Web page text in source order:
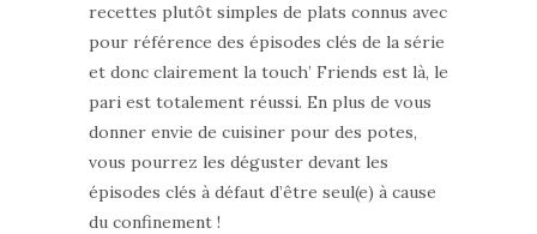
recettes plutôt simples de plats connus avec
pour référence des épisodes clés de la série
et donc clairement la touch’ Friends est là, le
pari est totalement réussi. En plus de vous
donner envie de cuisiner pour des potes,
vous pourrez les déguster devant les
épisodes clés à défaut d’être seul(e) à cause
du confinement !